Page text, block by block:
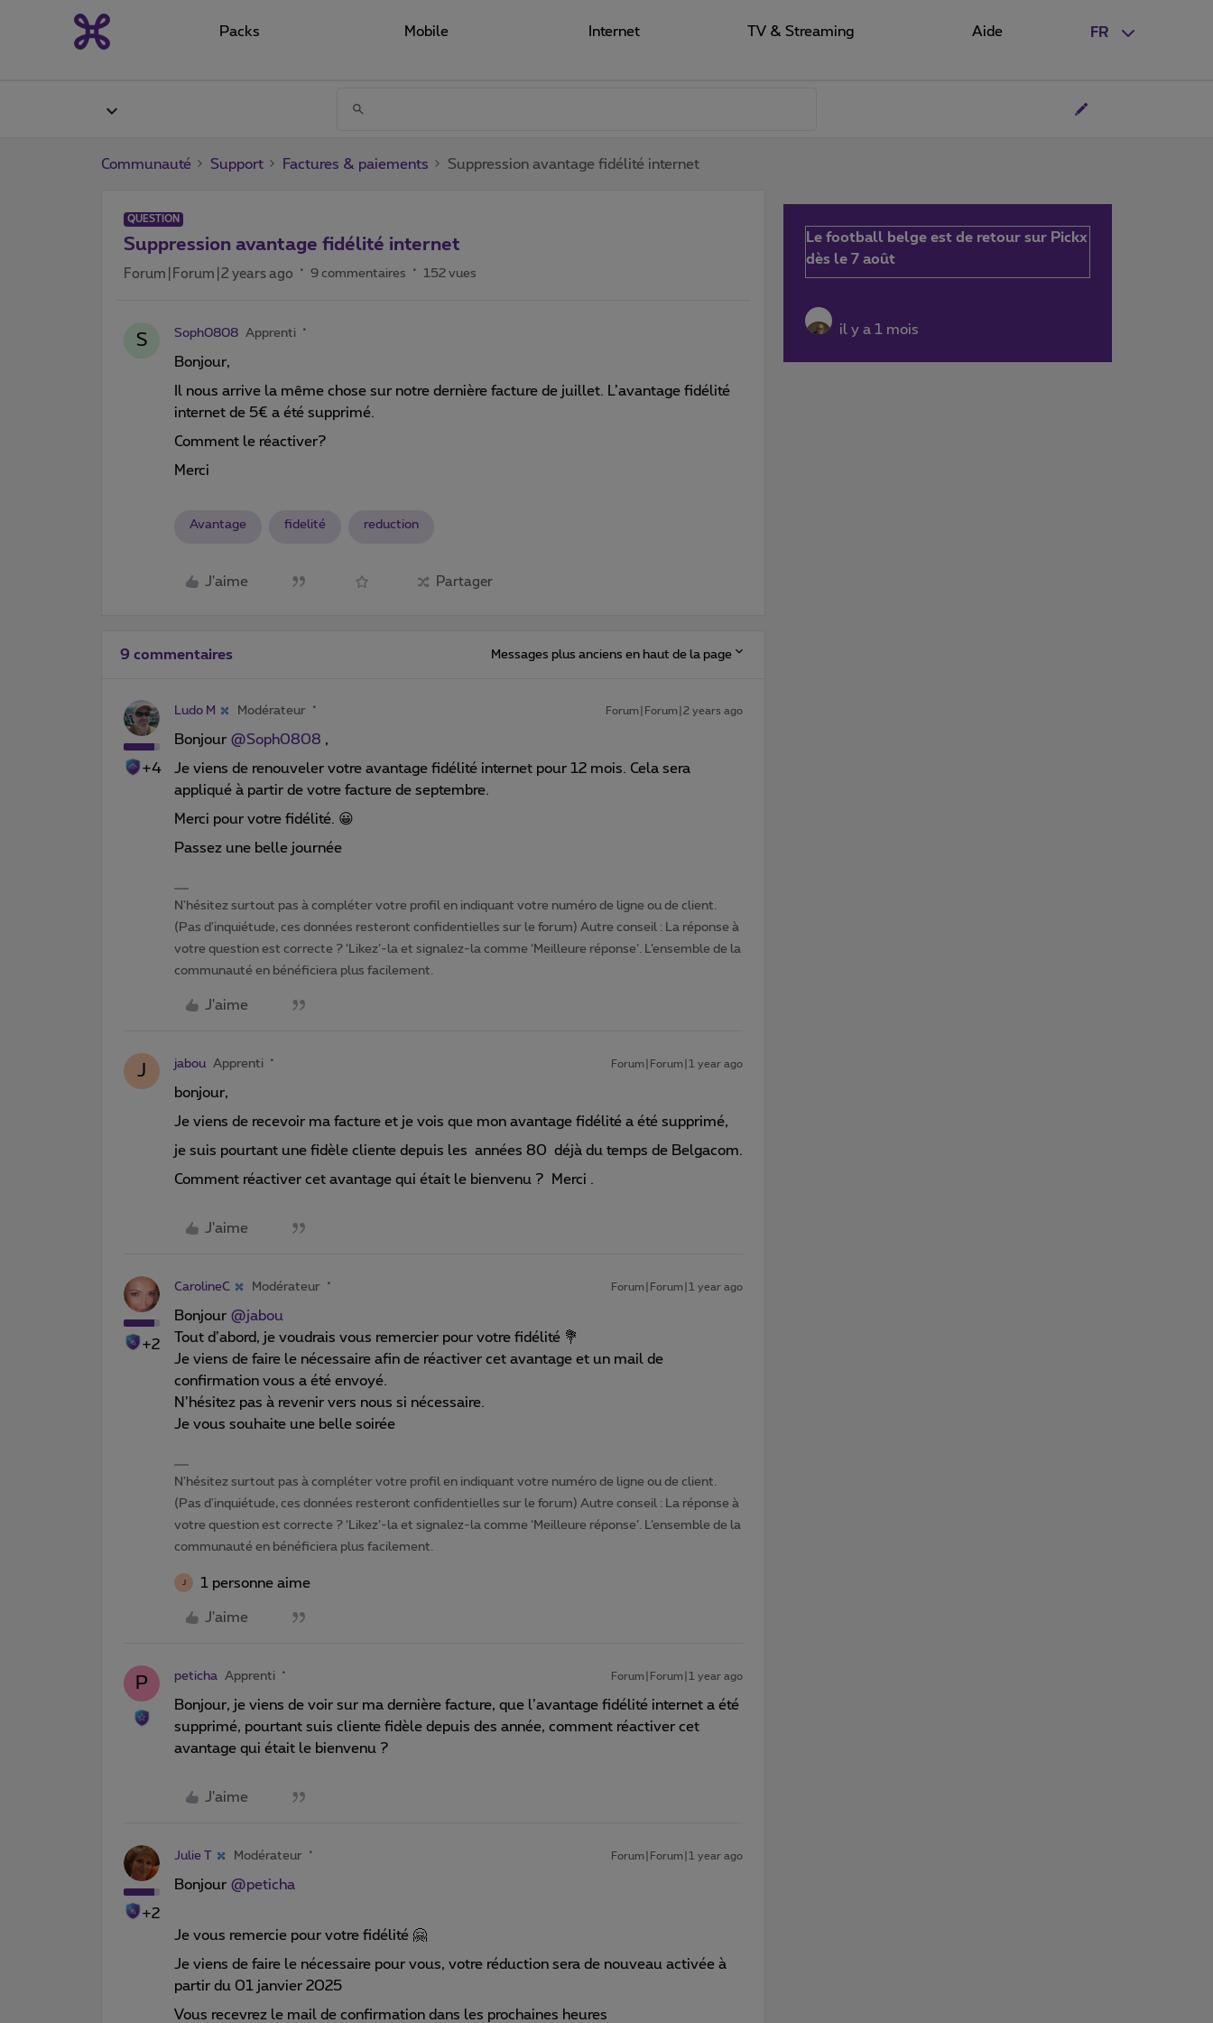
FR
Packs Mobile Internet TV & Streaming Aide
Communauté Support Factures & paiements Suppression avantage fidélité internet
QUESTION
Suppression avantage fidélité internet
Forum|Forum|2 years ago 9 commentaires 152 vues
S Soph0808 Apprenti
Bonjour,
Il nous arrive la même chose sur notre dernière facture de juillet. L’avantage fidélité
internet de 5€ a été supprimé.
Comment le réactiver?
Merci
Avantage fidelité reduction
J'aime Partager
9 commentaires Messages plus anciens en haut de la page
+4
Ludo M Modérateur Forum|Forum|2 years ago
Bonjour @Soph0808 ,
Je viens de renouveler votre avantage fidélité internet pour 12 mois. Cela sera
appliqué à partir de votre facture de septembre.
Merci pour votre fidélité. 😀
Passez une belle journée
N'hésitez surtout pas à compléter votre profil en indiquant votre numéro de ligne ou de client.
(Pas d'inquiétude, ces données resteront confidentielles sur le forum) Autre conseil : La réponse à
votre question est correcte ? ‘Likez’-la et signalez-la comme ‘Meilleure réponse’. L’ensemble de la
communauté en bénéficiera plus facilement.
J'aime
J jabou Apprenti Forum|Forum|1 year ago
bonjour,
Je viens de recevoir ma facture et je vois que mon avantage fidélité a été supprimé,
je suis pourtant une fidèle cliente depuis les années 80 déjà du temps de Belgacom.
Comment réactiver cet avantage qui était le bienvenu ? Merci .
J'aime
+2
CarolineC Modérateur Forum|Forum|1 year ago
Bonjour @jabou
Tout d’abord, je voudrais vous remercier pour votre fidélité 💐
Je viens de faire le nécessaire afin de réactiver cet avantage et un mail de
confirmation vous a été envoyé.
N’hésitez pas à revenir vers nous si nécessaire.
Je vous souhaite une belle soirée
N'hésitez surtout pas à compléter votre profil en indiquant votre numéro de ligne ou de client.
(Pas d'inquiétude, ces données resteront confidentielles sur le forum) Autre conseil : La réponse à
votre question est correcte ? ‘Likez’-la et signalez-la comme ‘Meilleure réponse’. L’ensemble de la
communauté en bénéficiera plus facilement.
1 personne aime
J'aime
P peticha Apprenti Forum|Forum|1 year ago
Bonjour, je viens de voir sur ma dernière facture, que l’avantage fidélité internet a été
supprimé, pourtant suis cliente fidèle depuis des année, comment réactiver cet
avantage qui était le bienvenu ?
J'aime
+2
Julie T Modérateur Forum|Forum|1 year ago
Bonjour ​ @peticha
Je vous remercie pour votre fidélité 🤗
Je viens de faire le nécessaire pour vous, votre réduction sera de nouveau activée à
partir du 01 janvier 2025
Vous recevrez le mail de confirmation dans les prochaines heures
Le football belge est de retour sur Pickx
dès le 7 août
il y a 1 mois